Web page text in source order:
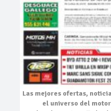
Las mejores ofertas,
el universo del